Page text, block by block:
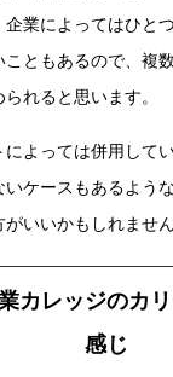
企業によってはひと
ともあるので、複
れると思います。
によっては併用して
いケースもあるよう
いいかもしれません
カレッジのカ
感じ